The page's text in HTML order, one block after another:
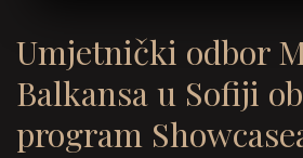
Umjetnički odbor
Balkansa u Sofiji
program